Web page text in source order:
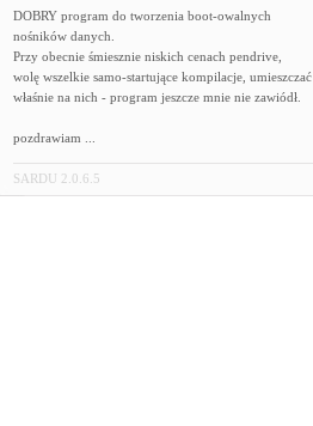
DOBRY program do tworzenia boot-owalnych
nośników danych.
Przy obecnie śmiesznie niskich cenach pendrive,
wolę wszelkie samo-startujące kompilacje, umieszczać
właśnie na nich - program jeszcze mnie nie zawiódł.
pozdrawiam ...
SARDU 2.0.6.5